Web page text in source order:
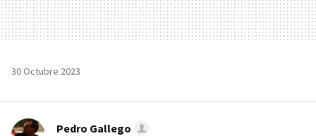
30 Octubre 2023
Pedro Gallego